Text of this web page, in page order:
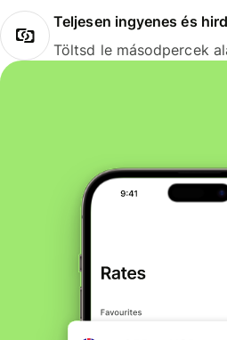
Teljesen ingyenes és
Töltsd le másodpercek